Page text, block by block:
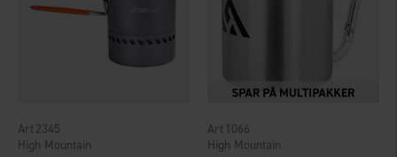
High Mountain
2345
High Mountain
1066